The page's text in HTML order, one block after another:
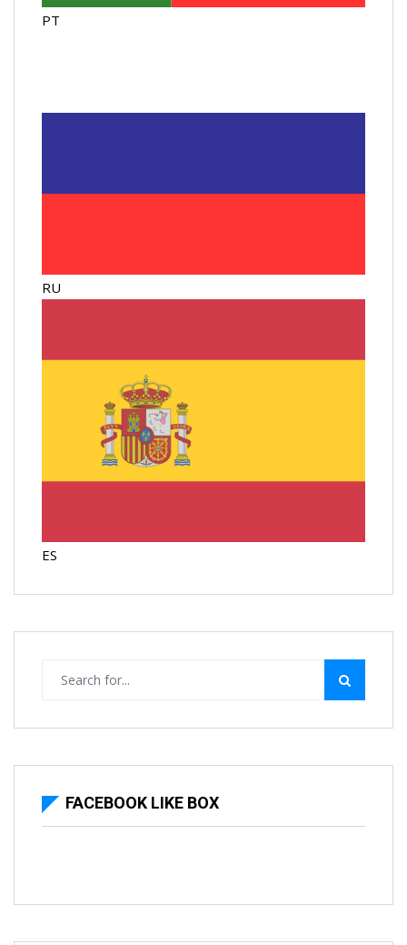
PT
RU
ES
FACEBOOK LIKE BOX